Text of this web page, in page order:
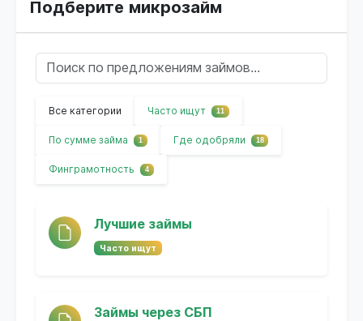
Подберите микрозайм
Все категории Часто ищут 11
По сумме займа 1 Где одобряли 18
Финграмотность 4
Лучшие займы
Часто ищут
Займы через СБП